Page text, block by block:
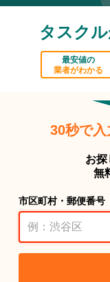
タスク
最安値の
業者がわかる
30秒で
お探
無
市区町村・郵便番号